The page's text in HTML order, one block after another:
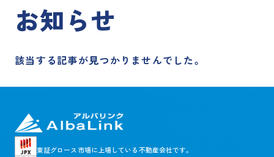
空き家
借地・底地
土地
お客様の声
お知らせ
該当する記事が見つかりませんでした。
東証グロース市場に上場している不動産会社です。